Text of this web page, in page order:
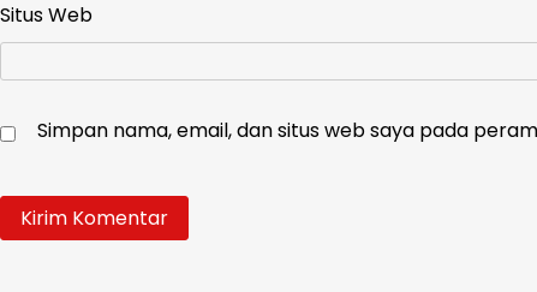
Situs Web
Simpan nama, email, dan situs web saya pada